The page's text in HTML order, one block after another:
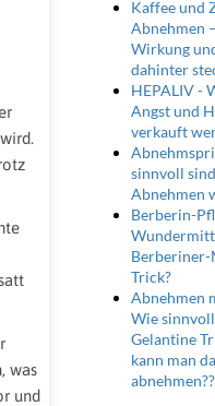
was
und
Kaffee und
Abnehmen
Wirkung
dahinter
HEPALIV -
Angst und
verkauft
sinnvoll
Abnehmen
Berberin-
Trick?
Abnehmen
Wie
Gelantine
kann man
abnehmen??